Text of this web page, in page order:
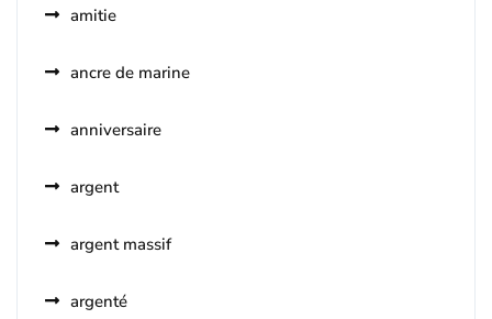
amitie
ancre de marine
anniversaire
argent
argent massif
argenté